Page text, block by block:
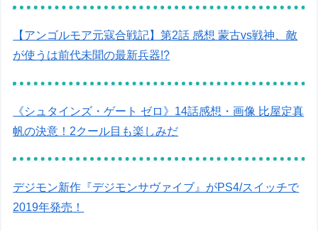
【アンゴルモア元寇合戦記】第2話 感想 蒙古vs戦神、敵
が使うは前代未聞の最新兵器!?
《シュタインズ・ゲート ゼロ》14話感想・画像 比屋定真
帆の決意！2クール目も楽しみだ
デジモン新作『デジモンサヴァイブ』がPS4/スイッチで
2019年発売！